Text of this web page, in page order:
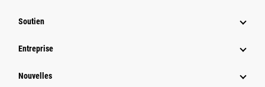
Soutien
Entreprise
Nouvelles